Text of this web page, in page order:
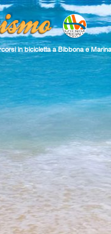
in bicicletta a Bibbona e